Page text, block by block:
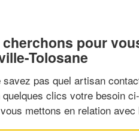
pour
Tolosane
savez pas quel artisan
quelques clics votre besoin
mettons en relation avec